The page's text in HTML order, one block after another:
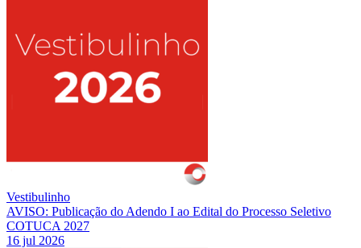
Vestibulinho
AVISO: Publicação do Adendo I ao Edital do Processo Seletivo
COTUCA 2027
16 jul 2026